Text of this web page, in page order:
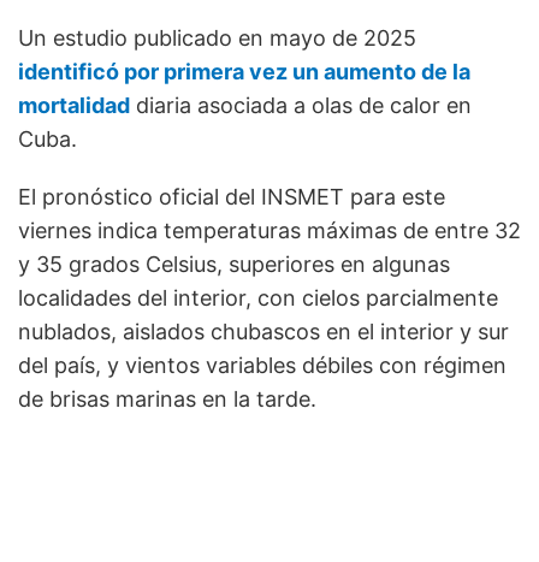
Un estudio publicado en mayo de 2025
identificó por primera vez un aumento de la
mortalidad diaria asociada a olas de calor en
Cuba.
El pronóstico oficial del INSMET para este
viernes indica temperaturas máximas de entre 32
y 35 grados Celsius, superiores en algunas
localidades del interior, con cielos parcialmente
nublados, aislados chubascos en el interior y sur
del país, y vientos variables débiles con régimen
de brisas marinas en la tarde.